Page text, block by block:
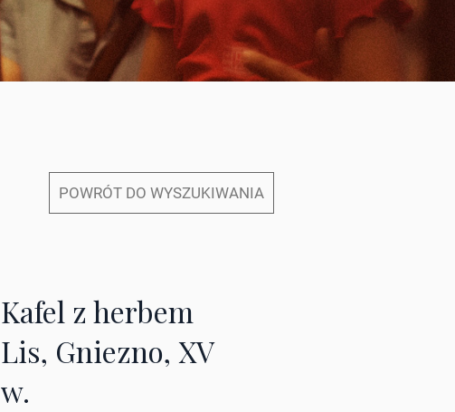
POWRÓT DO WYSZUKIWANIA
Kafel z herbem
Lis, Gniezno, XV
w.